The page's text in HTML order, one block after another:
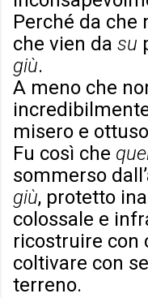
Perché da che
che vien da su
giù.
A meno che
misero e
Fu così che
sommerso
giù, protetto
colossale e
ricostruire con
coltivare con
terreno.